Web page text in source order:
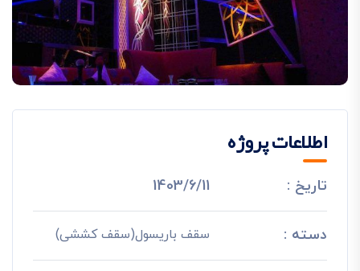
اطلاعات پروژه
تاریخ : 1403/6/11
دسته : سقف باریسول(سقف کششی)